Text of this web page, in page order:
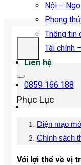
Nội –
Phong
Thông tin
Tài chính
Liên hệ
0859 166 188
Phục Lục
Diện mạo
Chính sách
Với lợi thế về vị